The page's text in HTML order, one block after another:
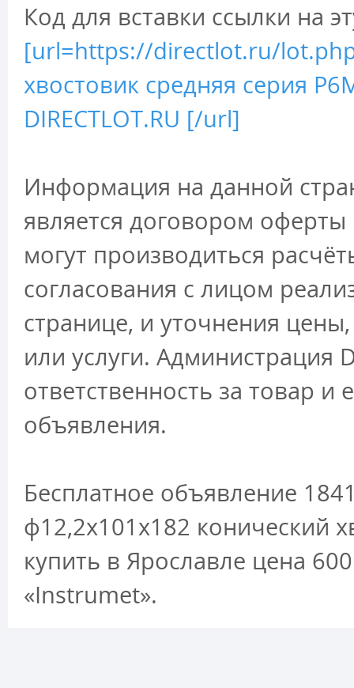
Код для вставки ссылки на
[url=https://directlot.ru/
хвостовик средняя серия
DIRECTLOT.RU [/url]
Информация на данной
является договором
могут производиться
согласования с лицом
странице, и уточнения
или услуги. Администрация
ответственность за товар и
объявления.
Бесплатное объявление
ф12,2х101х182 конический
купить в Ярославле цена
«Instrumet».